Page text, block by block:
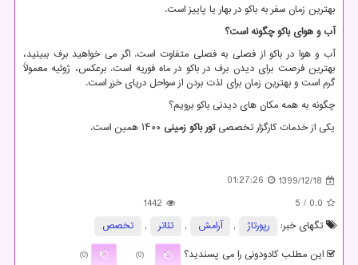
بهترین زمان سفر به باکو در بهار یا پاییز است.
آب و هوای باکو چگونه است؟
آب و هوا در باکو از فصلی به فصلی متفاوت است. اگر می خواهید برف ببینید،
بهترین فرصت برای دیدن برف در باکو در ماه فوریه است. برعکس، ژوئیه معمولاً
گرم است و بهترین زمان برای لذت بردن از سواحل دریای خزر است.
چگونه به همه مکان های دیدنی باکو برویم؟
یکی از خدمات کارگزار تخصصیتور باکو زمینی
1399/12/18
01:27:26
0.0
/ 5
1442
تگهای خبر:
رپورتاژ , آرامش , تئاتر ,
تخصص
این مطلب کادودونی را می پسندید؟
(0)
(0)